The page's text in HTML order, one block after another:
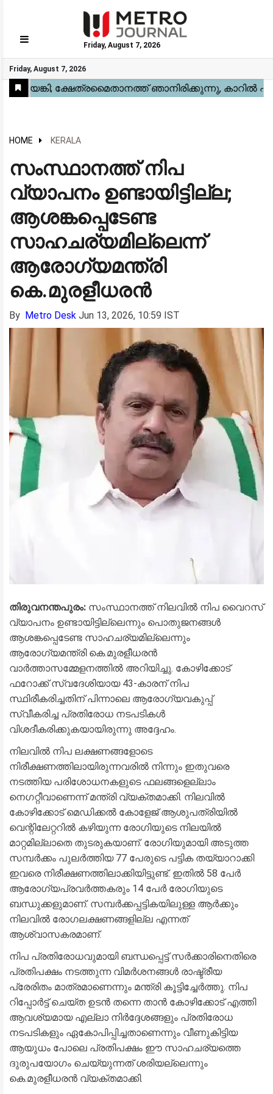
Friday, August 7, 2026
Friday, August 7, 2026
GO
Home
Kerala
National
Gulf
World
Sports
Movies
Health
Automobile
Travel
Education
Novel
Business
Technology
Webstory
HOME KERALA
സംസ്ഥാനത്ത് നിപ
വ്യാപനം ഉണ്ടായിട്ടില്ല;
ആശങ്കപ്പെടേണ്ട
സാഹചര്യമില്ലെന്ന്
ആരോഗ്യമന്ത്രി
കെ.മുരളീധരൻ
By Metro Desk Jun 13, 2026, 10:59 IST
തിരുവനന്തപുരം: സംസ്ഥാനത്ത് നിലവിൽ നിപ വൈറസ്
വ്യാപനം ഉണ്ടായിട്ടില്ലെന്നും പൊതുജനങ്ങൾ
ആശങ്കപ്പെടേണ്ട സാഹചര്യമില്ലെന്നും
ആരോഗ്യമന്ത്രി കെ.മുരളീധരൻ
വാർത്താസമ്മേളനത്തിൽ അറിയിച്ചു. കോഴിക്കോട്
ഫറോക്ക് സ്വദേശിയായ 43-കാരന് നിപ
സ്ഥിരീകരിച്ചതിന് പിന്നാലെ ആരോഗ്യവകുപ്പ്
സ്വീകരിച്ച പ്രതിരോധ നടപടികൾ
വിശദീകരിക്കുകയായിരുന്നു അദ്ദേഹം.
​നിലവിൽ നിപ ലക്ഷണങ്ങളോടെ
നിരീക്ഷണത്തിലായിരുന്നവരിൽ നിന്നും ഇതുവരെ
നടത്തിയ പരിശോധനകളുടെ ഫലങ്ങളെല്ലാം
നെഗറ്റീവാണെന്ന് മന്ത്രി വ്യക്തമാക്കി. നിലവിൽ
കോഴിക്കോട് മെഡിക്കൽ കോളേജ് ആശുപത്രിയിൽ
വെന്റിലേറ്ററിൽ കഴിയുന്ന രോഗിയുടെ നിലയിൽ
മാറ്റമില്ലാതെ തുടരുകയാണ്. രോഗിയുമായി അടുത്ത
സമ്പർക്കം പുലർത്തിയ 77 പേരുടെ പട്ടിക തയ്യാറാക്കി
ഇവരെ നിരീക്ഷണത്തിലാക്കിയിട്ടുണ്ട്. ഇതിൽ 58 പേർ
ആരോഗ്യപ്രവർത്തകരും 14 പേർ രോഗിയുടെ
ബന്ധുക്കളുമാണ്. സമ്പർക്കപ്പട്ടികയിലുള്ള ആർക്കും
നിലവിൽ രോഗലക്ഷണങ്ങളില്ല എന്നത്
ആശ്വാസകരമാണ്.
​നിപ പ്രതിരോധവുമായി ബന്ധപ്പെട്ട് സർക്കാരിനെതിരെ
പ്രതിപക്ഷം നടത്തുന്ന വിമർശനങ്ങൾ രാഷ്ട്രീയ
പ്രേരിതം മാത്രമാണെന്നും മന്ത്രി കൂട്ടിച്ചേർത്തു. നിപ
റിപ്പോർട്ട് ചെയ്ത ഉടൻ തന്നെ താൻ കോഴിക്കോട് എത്തി
ആവശ്യമായ എല്ലാ നിർദ്ദേശങ്ങളും പ്രതിരോധ
നടപടികളും ഏകോപിപ്പിച്ചതാണെന്നും വീണുകിട്ടിയ
ആയുധം പോലെ പ്രതിപക്ഷം ഈ സാഹചര്യത്തെ
ദുരുപയോഗം ചെയ്യുന്നത് ശരിയല്ലെന്നും
കെ.മുരളീധരൻ വ്യക്തമാക്കി.